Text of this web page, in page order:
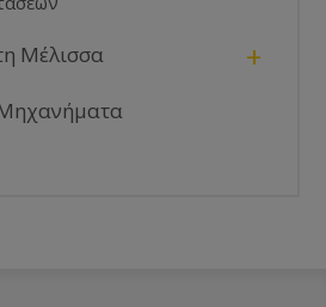
Μέλισσα +